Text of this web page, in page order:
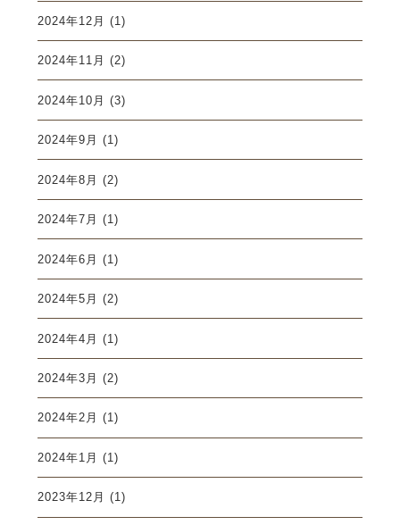
2024年12月 (1)
2024年11月 (2)
2024年10月 (3)
2024年9月 (1)
2024年8月 (2)
2024年7月 (1)
2024年6月 (1)
2024年5月 (2)
2024年4月 (1)
2024年3月 (2)
2024年2月 (1)
2024年1月 (1)
2023年12月 (1)